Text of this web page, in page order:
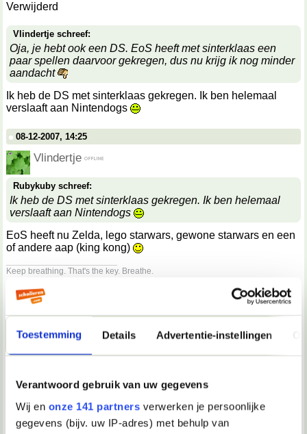
Toestemming Details Advertentie-instellingen
Verantwoord gebruik van uw gegevens
Wij en onze 141 partners verwerken je persoonlijke
gegevens (bijv. uw IP-adres) met behulp van
Verwijderd
Vlindertje schreef:
Oja, je hebt ook een DS. EoS heeft met sinterklaas een
paar spellen daarvoor gekregen, dus nu krijg ik nog minder
aandacht
Ik heb de DS met sinterklaas gekregen. Ik ben helemaal
verslaaft aan Nintendogs
08-12-2007, 14:25
Vlindertje
Rubykuby schreef:
Ik heb de DS met sinterklaas gekregen. Ik ben helemaal
verslaaft aan Nintendogs
EoS heeft nu Zelda, lego starwars, gewone starwars en een
of andere aap (king kong)
Keep breathing. That's the key. Breathe.
08-12-2007, 14:25
flyaway
aap
Vlindertje
flyaway schreef:
aap